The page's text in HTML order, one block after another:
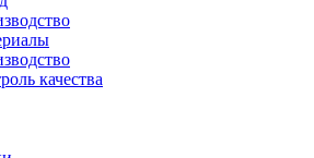
качества